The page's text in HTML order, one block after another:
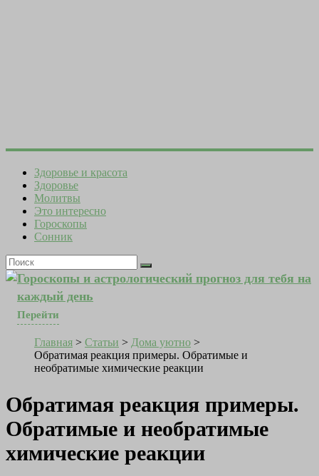
Здоровье и красота
Здоровье
Молитвы
Это интересно
Гороскопы
Сонник
Гороскопы и астрологический прогноз для тебя на
каждый день
Перейти
Главная > Статьи > Дома уютно >
Обратимая реакция примеры. Обратимые и
необратимые химические реакции
Обратимая реакция примеры.
Обратимые и необратимые
химические реакции